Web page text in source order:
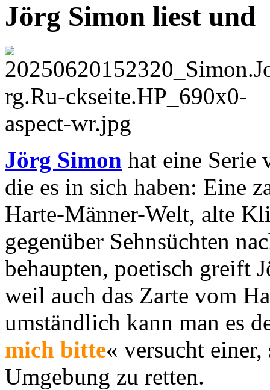
Jörg Simon liest und
Jörg Simon hat eine Serie
die es in sich haben: Eine
Harte-Männer-Welt, alte
gegenüber Sehnsüchten
behaupten, poetisch greift
weil auch das Zarte vom
umständlich kann man es
mich bitte« versucht
Umgebung zu retten.